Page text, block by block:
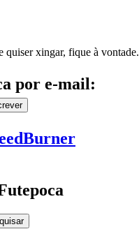
quiser xingar, fique à vontade.
por e-mail: